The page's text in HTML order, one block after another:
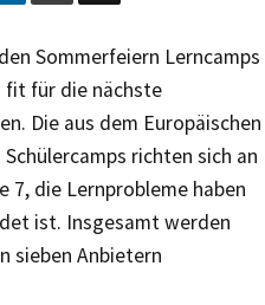
Sommerfeiern Lerncamps
fit für die nächste
Die aus dem Europäischen
richten sich an
7, die Lernprobleme haben
ist. Insgesamt werden
sieben Anbietern